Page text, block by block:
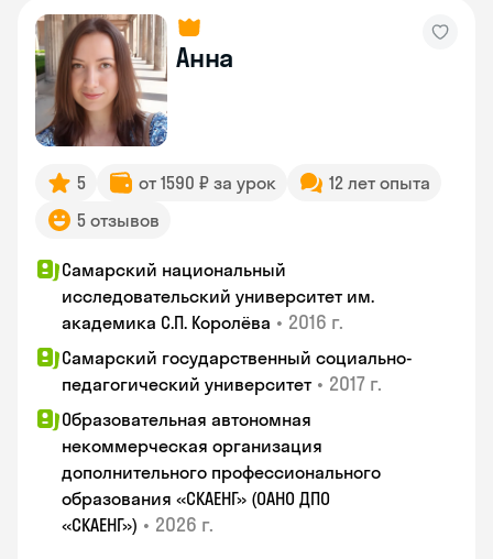
Анна
5 от 1590 ₽ за урок
12 лет опыта
5 отзывов
Самарский национальный
исследовательский университет им.
академика С.П. Королёва • 2016 г.
Самарский государственный социально-
педагогический университет • 2017 г.
Образовательная автономная
некоммерческая организация
дополнительного профессионального
образования «СКАЕНГ» (ОАНО ДПО
«СКАЕНГ») • 2026 г.